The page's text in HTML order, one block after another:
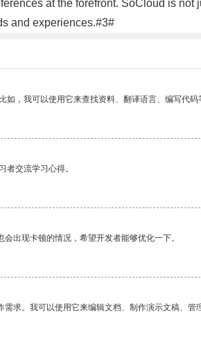
at the forefront. SoCloud is
and experiences.#3#
，我可以使用它来查找资料、翻译语言、编写代码
者交流学习心得。
出现卡顿的情况，希望开发者能够优化一下。
求。我可以使用它来编辑文档、制作演示文稿、管